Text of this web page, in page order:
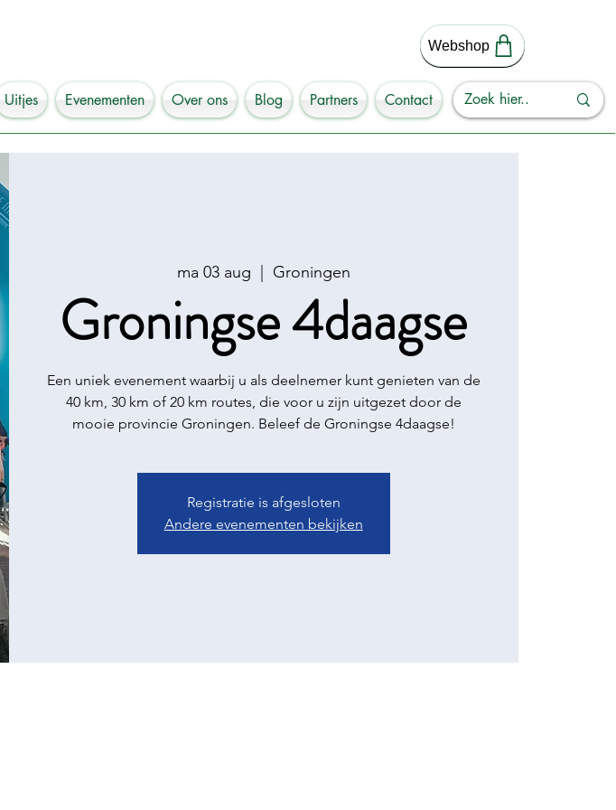
Webshop
Uitjes Evenementen Over ons Blog Partners Contact
ma 03 aug Groningen
Groningse 4daagse
Een uniek evenement waarbij u als deelnemer kunt genieten van de
40 km, 30 km of 20 km routes, die voor u zijn uitgezet door de
mooie provincie Groningen. Beleef de Groningse 4daagse!
Registratie is afgesloten
Andere evenementen bekijken